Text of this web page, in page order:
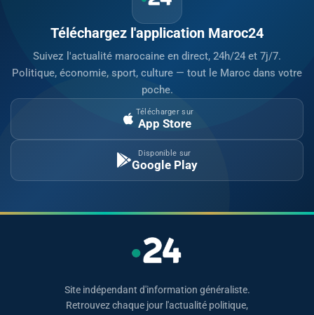
Téléchargez l'application Maroc24
Suivez l'actualité marocaine en direct, 24h/24 et 7j/7.
Politique, économie, sport, culture — tout le Maroc dans votre
poche.
Télécharger sur
App Store
Disponible sur
Google Play
Site indépendant d'information généraliste.
Retrouvez chaque jour l'actualité politique,